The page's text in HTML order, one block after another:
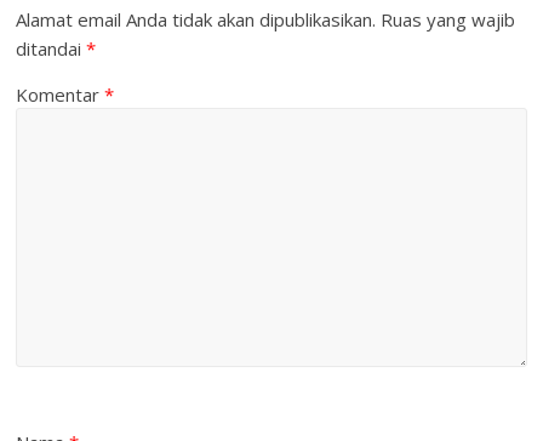
Alamat email Anda tidak akan dipublikasikan. Ruas yang wajib
ditandai*
Komentar*